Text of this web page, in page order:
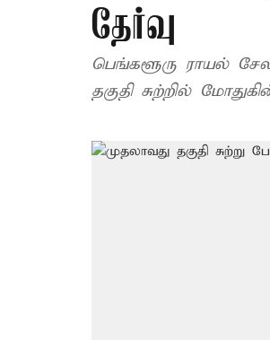
தேர்வு
பெங்களூரு ராயல்
தகுதி சுற்றில்